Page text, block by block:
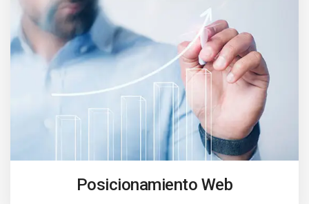
Posicionamiento Web